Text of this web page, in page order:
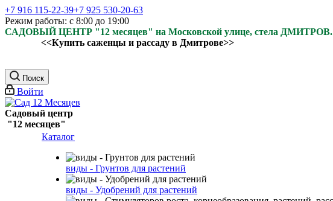
+7 916 115-22-39+7 925 530-20-63
Режим работы: с 8:00 до 19:00
САДОВЫЙ ЦЕНТР "12 месяцев" на Московской улице, стела ДМИТРОВ.
<<Купить саженцы и рассаду в Дмитрове>>
Поиск
Войти
Садовый центр
"12 месяцев"
Каталог
виды - Грунтов для растений
виды - Удобрений для растений